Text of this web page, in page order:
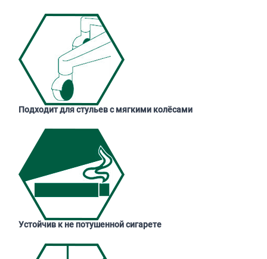
Подходит для стульев с мягкими колёсами
Устойчив к не потушенной сигарете